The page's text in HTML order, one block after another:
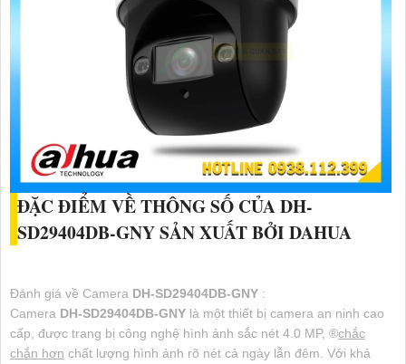
ĐẶC ĐIỂM VỀ THÔNG SỐ CỦADH-
SD29404DB-GNYSẢN XUẤT BỞI DAHUA
Đánh giá về Camera DH-SD29404DB-GNY :
Camera DH-SD29404DB-GNY là một thiết bị camera an ninh cao
cấp, được trang bị công nghệ hình ảnh sắc nét 4.0 MP, ®️chắc
chắn hơn chất lượng hình ảnh rõ nét cả ngày lẫn đêm. Với khả